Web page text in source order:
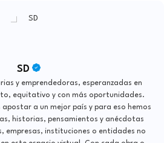
SD
y emprendedoras, esperanzadas en
equitativo y con más oportunidades.
apostar a un mejor país y para eso hemos
historias, pensamientos y anécdotas
empresas, instituciones o entidades no